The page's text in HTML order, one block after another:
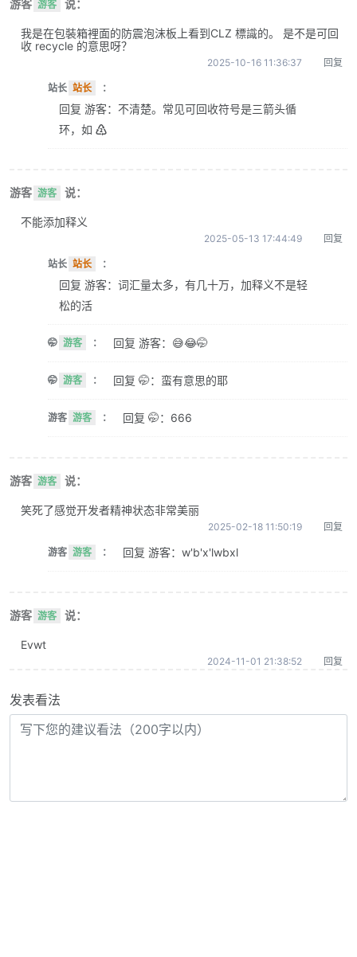
游客 游客 说：
我是在包裝箱裡面的防震泡沫板上看到CLZ 標識的。 是不是可回
收 recycle 的意思呀？
2025-10-16 11:36:37 回复
站长 站长 ：
回复 游客：不清楚。常见可回收符号是三箭头循
环，如 ♴
游客 游客 说：
不能添加释义
2025-05-13 17:44:49 回复
站长 站长 ：
回复 游客：词汇量太多，有几十万，加释义不是轻
松的活
🤭 游客 ： 回复 游客：😅😂🤭
🤭 游客 ： 回复 🤭：蛮有意思的耶
游客 游客 ： 回复 🤭：666
游客 游客 说：
笑死了感觉开发者精神状态非常美丽
2025-02-18 11:50:19 回复
游客 游客 ： 回复 游客：w'b'x'lwbxl
游客 游客 说：
Evwt
2024-11-01 21:38:52 回复
发表看法